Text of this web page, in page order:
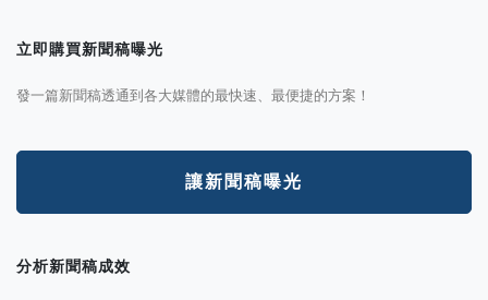
立即購買新聞稿曝光
發一篇新聞稿透通到各大媒體的最快速、最便捷的方案！
讓新聞稿曝光
分析新聞稿成效